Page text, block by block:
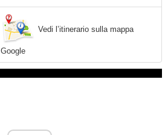
Vedi l’itinerario sulla mappa
Google